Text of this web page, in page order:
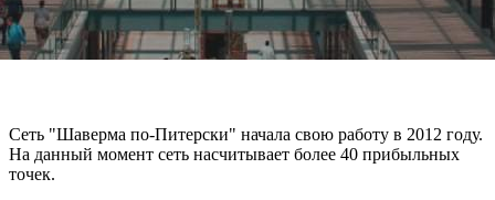
Сеть "Шаверма по-Питерски" начала свою работу в 2012 году.
На данный момент сеть насчитывает более 40 прибыльных
точек.